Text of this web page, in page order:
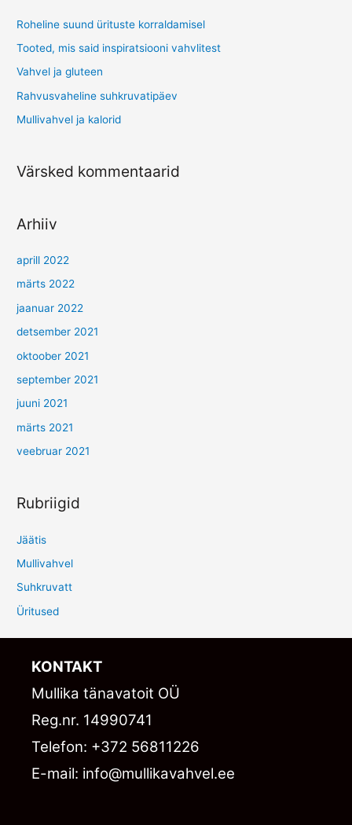
Roheline suund ürituste korraldamisel
Tooted, mis said inspiratsiooni vahvlitest
Vahvel ja gluteen
Rahvusvaheline suhkruvatipäev
Mullivahvel ja kalorid
Värsked kommentaarid
Arhiiv
aprill 2022
märts 2022
jaanuar 2022
detsember 2021
oktoober 2021
september 2021
juuni 2021
märts 2021
veebruar 2021
Rubriigid
Jäätis
Mullivahvel
Suhkruvatt
Üritused
KONTAKT​
Mullika tänavatoit OÜ
Reg.nr. 14990741
Telefon: +372 56811226
E-mail: info@mullikavahvel.ee